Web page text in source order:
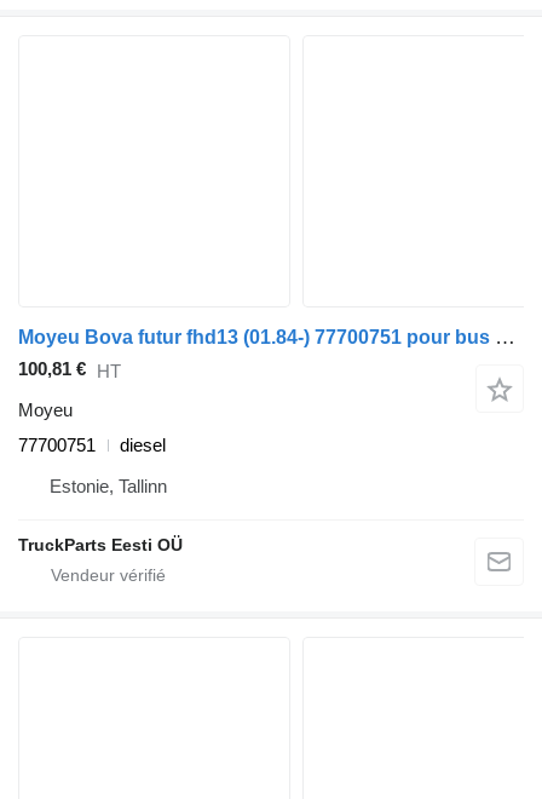
Moyeu Bova futur fhd13 (01.84-) 77700751 pour bus Bova Futura FHD, FLD (1982-)
100,81 € HT
Moyeu
77700751
diesel
Estonie, Tallinn
TruckParts Eesti OÜ